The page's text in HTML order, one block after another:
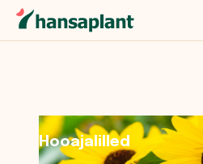
Hooajalilled